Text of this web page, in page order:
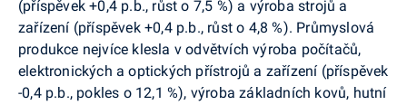
(příspěvek +0,4 p.b., růst o 7,5 %) a výroba strojů a
zařízení (příspěvek +0,4 p.b., růst o 4,8 %). Průmyslová
produkce nejvíce klesla v odvětvích výroba počítačů,
elektronických a optických přístrojů a zařízení (příspěvek
-0,4 p.b., pokles o 12,1 %), výroba základních kovů, hutní